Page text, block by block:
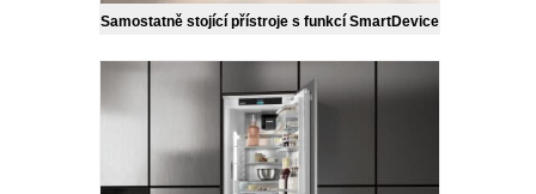
Samostatně stojící přístroje s funkcí SmartDevice